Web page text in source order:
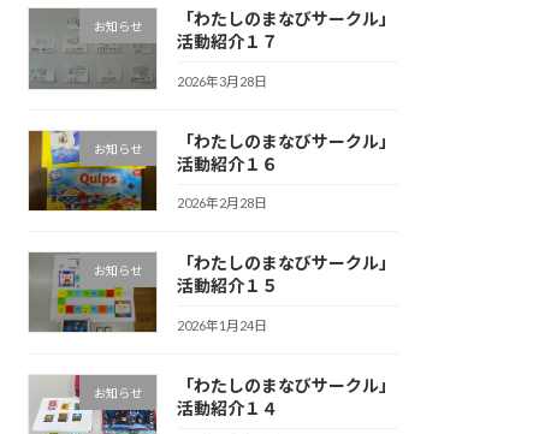
お知らせ
「わたしのまなびサークル」
活動紹介１７
2026年3月28日
お知らせ
「わたしのまなびサークル」
活動紹介１６
2026年2月28日
お知らせ
「わたしのまなびサークル」
活動紹介１５
2026年1月24日
お知らせ
「わたしのまなびサークル」
活動紹介１４